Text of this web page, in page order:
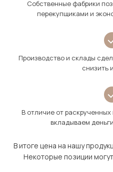
Собственные фабрики
перекупщиками и
Производство и склады
снизить
В отличие от
вкладываем
В итоге цена на нашу
Некоторые позиции